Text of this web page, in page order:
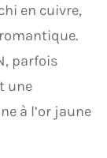
en cuivre,
parfois
une
à l’or jaune